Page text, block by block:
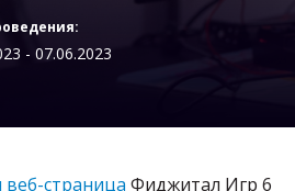
- 07.06.2023
страница Фиджитал Игр 6